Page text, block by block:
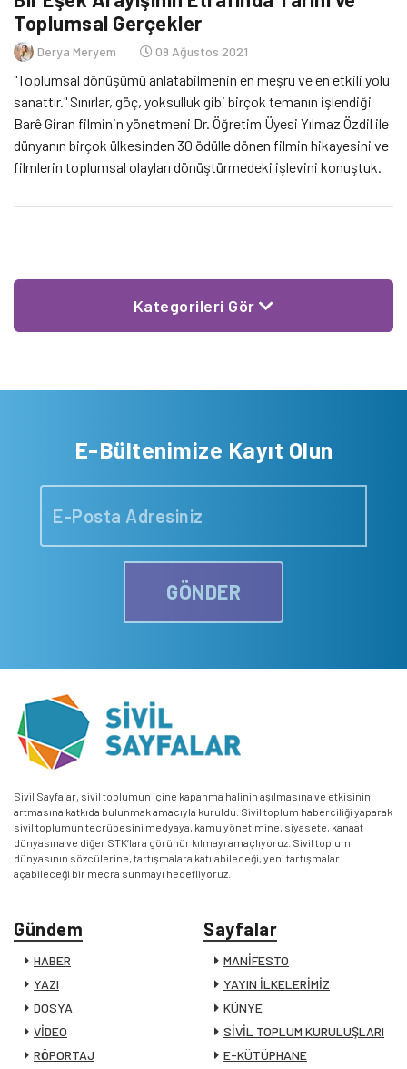
Toplumsal Gerçekler
Derya Meryem 09 Ağustos 2021
"Toplumsal dönüşümü anlatabilmenin en meşru ve en etkili yolu
sanattır." Sınırlar, göç, yoksulluk gibi birçok temanın işlendiği
Barê Giran filminin yönetmeni Dr. Öğretim Üyesi Yılmaz Özdil ile
dünyanın birçok ülkesinden 30 ödülle dönen filmin hikayesini ve
filmlerin toplumsal olayları dönüştürmedeki işlevini konuştuk.
Kategorileri Gör
E-Bültenimize Kayıt Olun
GÖNDER
Sivil Sayfalar, sivil toplumun içine kapanma halinin aşılmasına ve etkisinin
artmasına katkıda bulunmak amacıyla kuruldu. Sivil toplum haberciliği yaparak
sivil toplumun tecrübesini medyaya, kamu yönetimine, siyasete, kanaat
dünyasına ve diğer STK’lara görünür kılmayı amaçlıyoruz. Sivil toplum
dünyasının sözcülerine, tartışmalara katılabileceği, yeni tartışmalar
açabileceği bir mecra sunmayı hedefliyoruz.
Gündem
HABER
YAZI
DOSYA
VİDEO
RÖPORTAJ
Sayfalar
MANİFESTO
YAYIN İLKELERİMİZ
KÜNYE
SİVİL TOPLUM KURULUŞLARI
E-KÜTÜPHANE